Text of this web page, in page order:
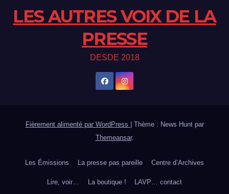
LES AUTRES VOIX DE LA
PRESSE
DESDE 2018
Fièrement alimenté par WordPress
Thème : News Hunt par
Themeansar.
Les Émissions La presse pas pareille Centre d’Archives
Lire, voir… La boutique ! LAVP… contact